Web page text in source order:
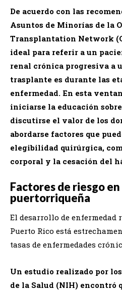
De acuerdo con las
Asuntos de Minorías de la
Transplantation Network
ideal para referir a un
renal crónica progresiva a
trasplante es durante las
enfermedad. En esta
iniciarse la educación
discutirse el valor de los
abordarse factores que
elegibilidad quirúrgica,
corporal y la cesación del
Factores de riesgo
puertorriqueña
El desarrollo de enfermedad
Puerto Rico está
tasas de enfermedades
Un estudio realizado por
de la Salud (NIH) encontró